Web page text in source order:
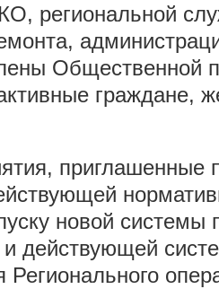
региональной
Общественной
граждане,
приглашенные
новой
и действующей
Регионального